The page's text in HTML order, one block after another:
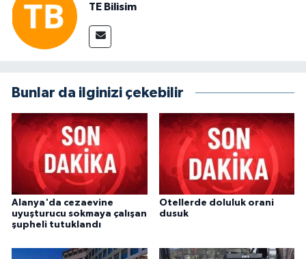
TE Bilisim
Bunlar da ilginizi çekebilir
Alanya'da cezaevine
uyuşturucu sokmaya çalışan
şupheli tutuklandı
Otellerde doluluk orani
dusuk